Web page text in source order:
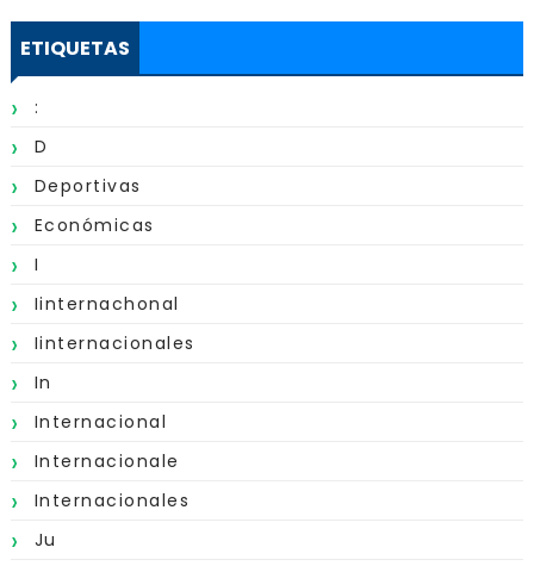
ETIQUETAS
:
D
Deportivas
Económicas
I
Iinternachonal
Iinternacionales
In
Internacional
Internacionale
Internacionales
Ju